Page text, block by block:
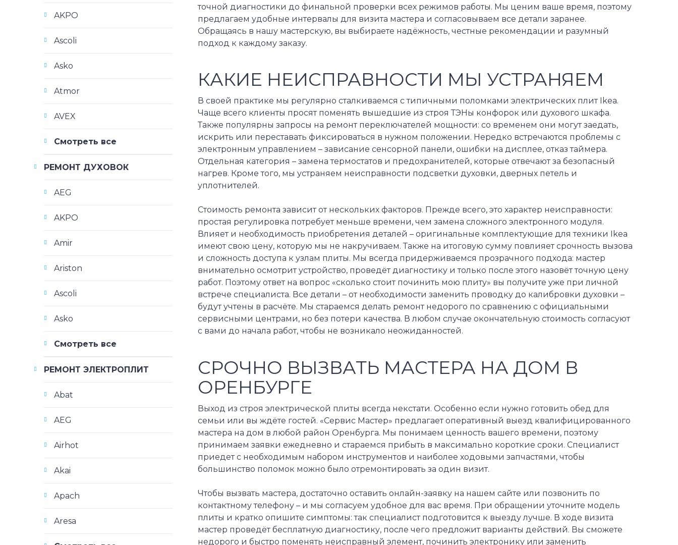
точной диагностики до финальной проверки всех режимов работы. Мы ценим ваше время, поэтому
предлагаем удобные интервалы для визита мастера и согласовываем все детали заранее.
Обращаясь в нашу мастерскую, вы выбираете надёжность, честные рекомендации и разумный
подход к каждому заказу.
КАКИЕ НЕИСПРАВНОСТИ МЫ УСТРАНЯЕМ
В своей практике мы регулярно сталкиваемся с типичными поломками электрических плит Ikea.
Чаще всего клиенты просят поменять вышедшие из строя ТЭНы конфорок или духового шкафа.
Также популярны запросы на ремонт переключателей мощности: со временем они могут заедать,
искрить или переставать фиксироваться в нужном положении. Нередко встречаются проблемы с
электронным управлением – зависание сенсорной панели, ошибки на дисплее, отказ таймера.
Отдельная категория – замена термостатов и предохранителей, которые отвечают за безопасный
нагрев. Кроме того, мы устраняем неисправности подсветки духовки, дверных петель и
уплотнителей.
Стоимость ремонта зависит от нескольких факторов. Прежде всего, это характер неисправности:
простая регулировка потребует меньше времени, чем замена сложного электронного модуля.
Влияет и необходимость приобретения деталей – оригинальные комплектующие для техники Ikea
имеют свою цену, которую мы не накручиваем. Также на итоговую сумму повлияет срочность вызова
и сложность доступа к узлам плиты. Мы всегда придерживаемся прозрачного подхода: мастер
внимательно осмотрит устройство, проведёт диагностику и только после этого назовёт точную цену
работ. Поэтому ответ на вопрос «сколько стоит починить мою плиту» вы получите уже при личной
встрече специалиста. Все детали – от необходимости заменить проводку до калибровки духовки –
будут учтены в расчёте. Мы стараемся делать ремонт недорого по сравнению с официальными
сервисными центрами, но без потери качества. В любом случае окончательную стоимость согласуют
с вами до начала работ, чтобы не возникало неожиданностей.
СРОЧНО ВЫЗВАТЬ МАСТЕРА НА ДОМ В
ОРЕНБУРГЕ
Выход из строя электрической плиты всегда некстати. Особенно если нужно готовить обед для
семьи или вы ждёте гостей. «Сервис Мастер» предлагает оперативный выезд квалифицированного
мастера на дом в любой район Оренбурга. Мы понимаем ценность вашего времени, поэтому
принимаем заявки ежедневно и стараемся прибыть в максимально короткие сроки. Специалист
приедет с необходимым набором инструментов и наиболее ходовыми запчастями, чтобы
большинство поломок можно было отремонтировать за один визит.
Чтобы вызвать мастера, достаточно оставить онлайн-заявку на нашем сайте или позвонить по
контактному телефону – и мы согласуем удобное для вас время. При обращении уточните модель
плиты и кратко опишите симптомы: так специалист подготовится к выезду лучше. В ходе визита
мастер проведёт бесплатную диагностику, после чего предложит варианты действий. Вы сможете
недорого и быстро поменять неисправный элемент, починить электронику или заменить
AKPO
Ascoli
Asko
Atmor
AVEX
Смотреть все
РЕМОНТ ДУХОВОК
AEG
AKPO
Amir
Ariston
Ascoli
Asko
Смотреть все
РЕМОНТ ЭЛЕКТРОПЛИТ
Abat
AEG
Airhot
Akai
Apach
Aresa